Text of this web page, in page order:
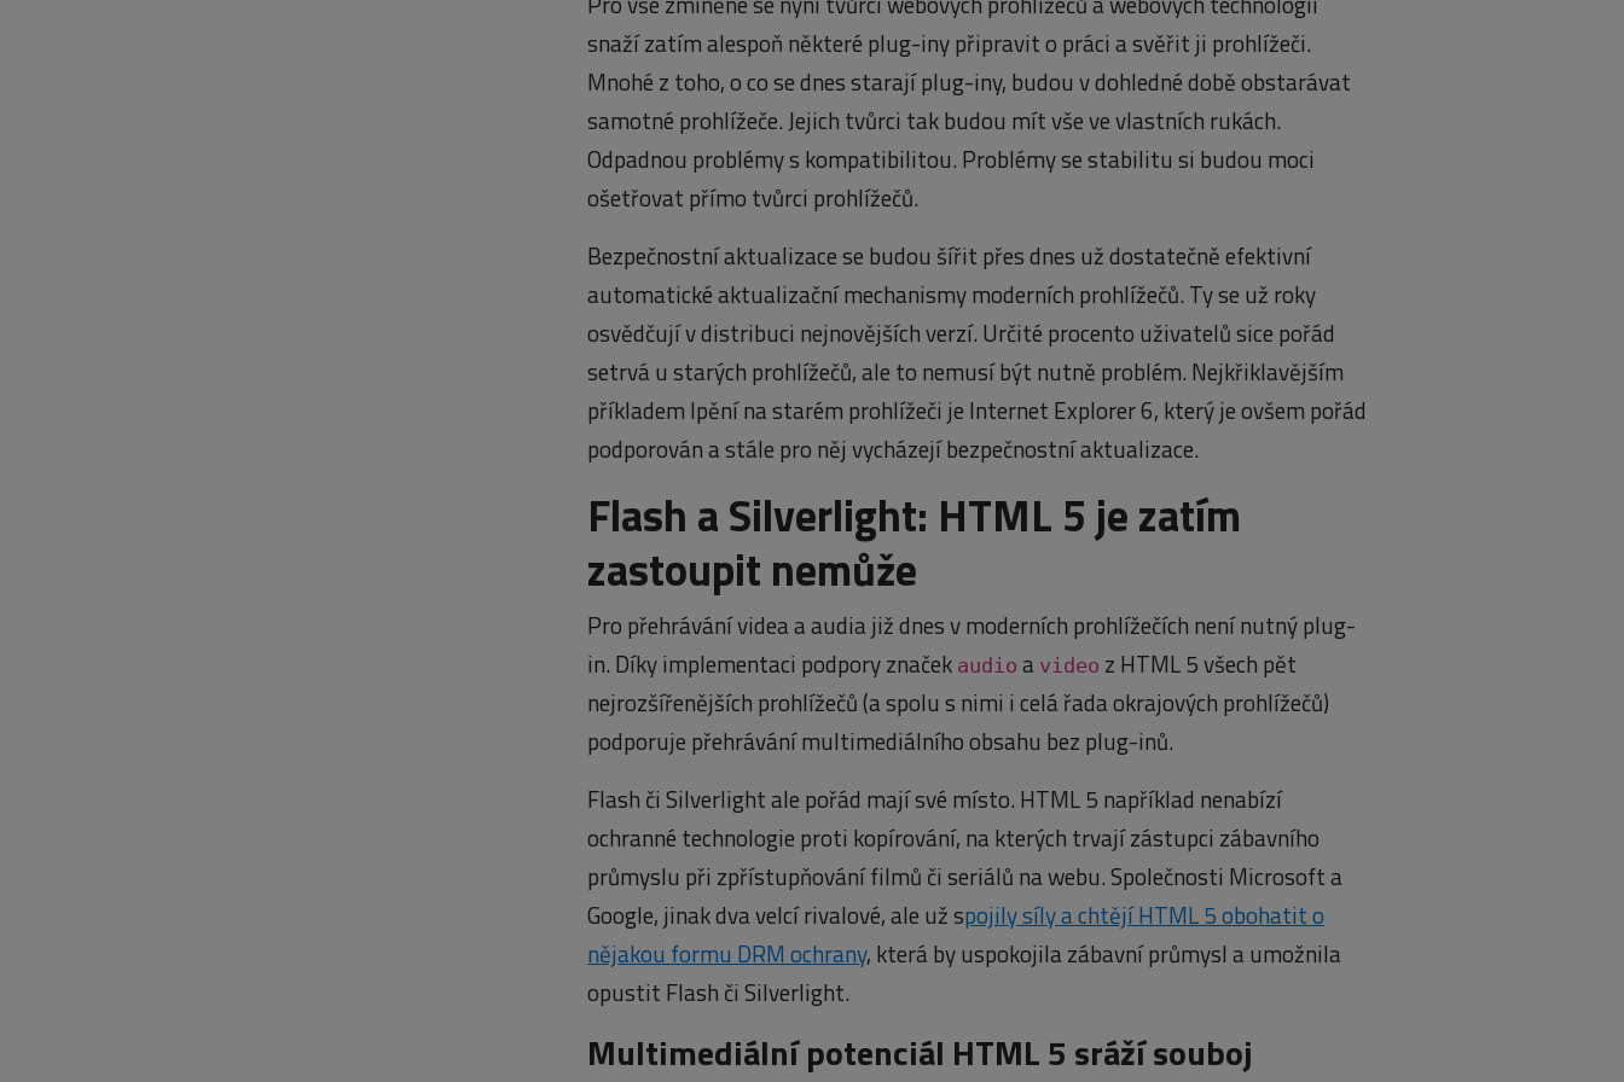
snaží zatím alespoň některé plug-iny připravit o práci a svěřit ji prohlížeči.
Mnohé z toho, o co se dnes starají plug-iny, budou v dohledné době obstarávat
samotné prohlížeče. Jejich tvůrci tak budou mít vše ve vlastních rukách.
Odpadnou problémy s kompatibilitou. Problémy se stabilitu si budou moci
ošetřovat přímo tvůrci prohlížečů.
Bezpečnostní aktualizace se budou šířit přes dnes už dostatečně efektivní
automatické aktualizační mechanismy moderních prohlížečů. Ty se už roky
osvědčují v distribuci nejnovějších verzí. Určité procento uživatelů sice pořád
setrvá u starých prohlížečů, ale to nemusí být nutně problém. Nejkřiklavějším
příkladem lpění na starém prohlížeči je Internet Explorer 6, který je ovšem pořád
podporován a stále pro něj vycházejí bezpečnostní aktualizace.
Flash a Silverlight: HTML 5 je zatím
zastoupit nemůže
Pro přehrávání videa a audia již dnes v moderních prohlížečích není nutný plug-
in. Díky implementaci podpory značek audio a video z HTML 5 všech pět
nejrozšířenějších prohlížečů (a spolu s nimi i celá řada okrajových prohlížečů)
podporuje přehrávání multimediálního obsahu bez plug-inů.
Flash či Silverlight ale pořád mají své místo. HTML 5 například nenabízí
ochranné technologie proti kopírování, na kterých trvají zástupci zábavního
průmyslu při zpřístupňování filmů či seriálů na webu. Společnosti Microsoft a
Google, jinak dva velcí rivalové, ale už spojily síly a chtějí HTML 5 obohatit o
nějakou formu DRM ochrany, která by uspokojila zábavní průmysl a umožnila
opustit Flash či Silverlight.
Multimediální potenciál HTML 5 sráží souboj